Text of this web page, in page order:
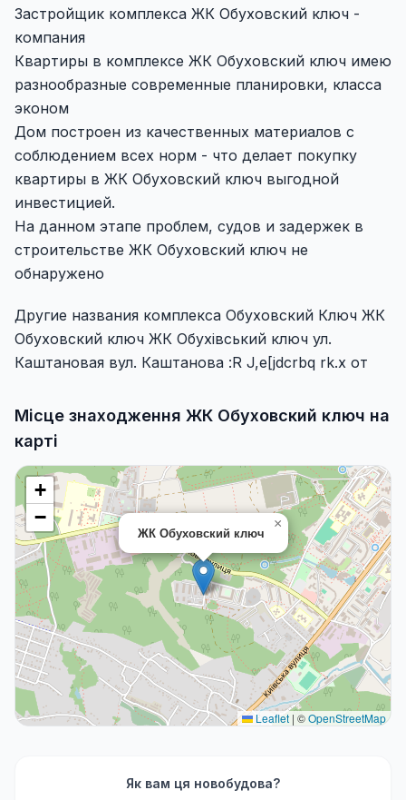
Застройщик комплекса ЖК Обуховский ключ -
компания
Квартиры в комплексе ЖК Обуховский ключ имею
разнообразные современные планировки, класса
эконом
Дом построен из качественных материалов с
соблюдением всех норм - что делает покупку
квартиры в ЖК Обуховский ключ выгодной
инвестицией.
На данном этапе проблем, судов и задержек в
строительстве ЖК Обуховский ключ не
обнаружено
Другие названия комплекса Обуховский Ключ ЖК
Обуховский ключ ЖК Обухівський ключ ул.
Каштановая вул. Каштанова :R J,e[jdcrbq rk.x от
Місце знаходження ЖК Обуховский ключ на
карті
ЖК Обуховский ключ
×
+
−
Leaflet | ©OpenStreetMap
Як вам ця новобудова?